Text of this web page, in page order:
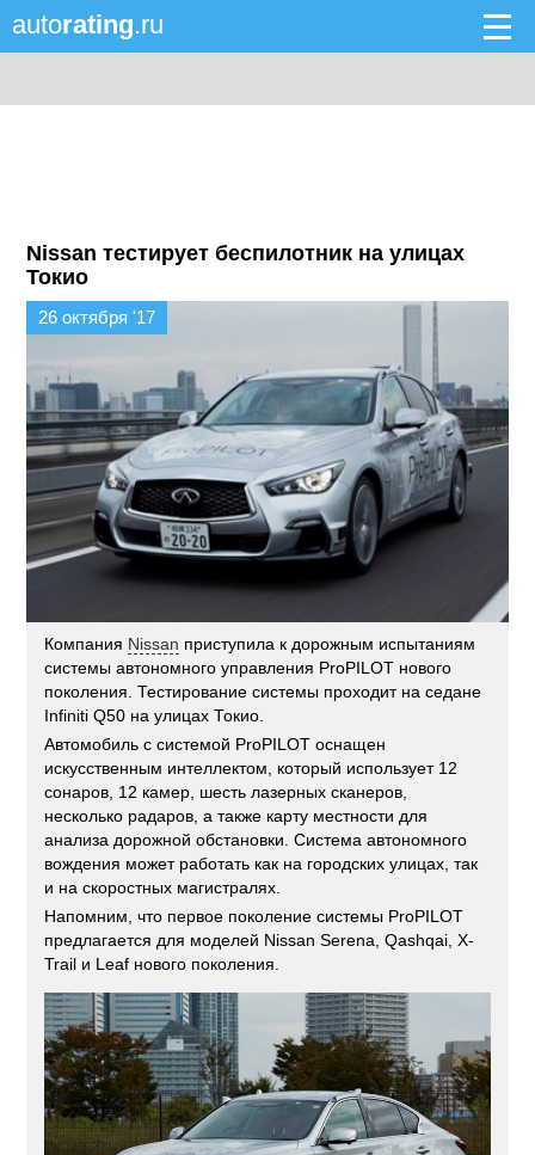
autorating.ru
Nissan тестирует беспилотник на улицах
Токио
26 октября '17
Компания Nissan приступила к дорожным испытаниям
системы автономного управления ProPILOT нового
поколения. Тестирование системы проходит на седане
Infiniti Q50 на улицах Токио.
Автомобиль с системой ProPILOT оснащен
искусственным интеллектом, который использует 12
сонаров, 12 камер, шесть лазерных сканеров,
несколько радаров, а также карту местности для
анализа дорожной обстановки. Система автономного
вождения может работать как на городских улицах, так
и на скоростных магистралях.
Напомним, что первое поколение системы ProPILOT
предлагается для моделей Nissan Serena, Qashqai, X-
Trail и Leaf нового поколения.